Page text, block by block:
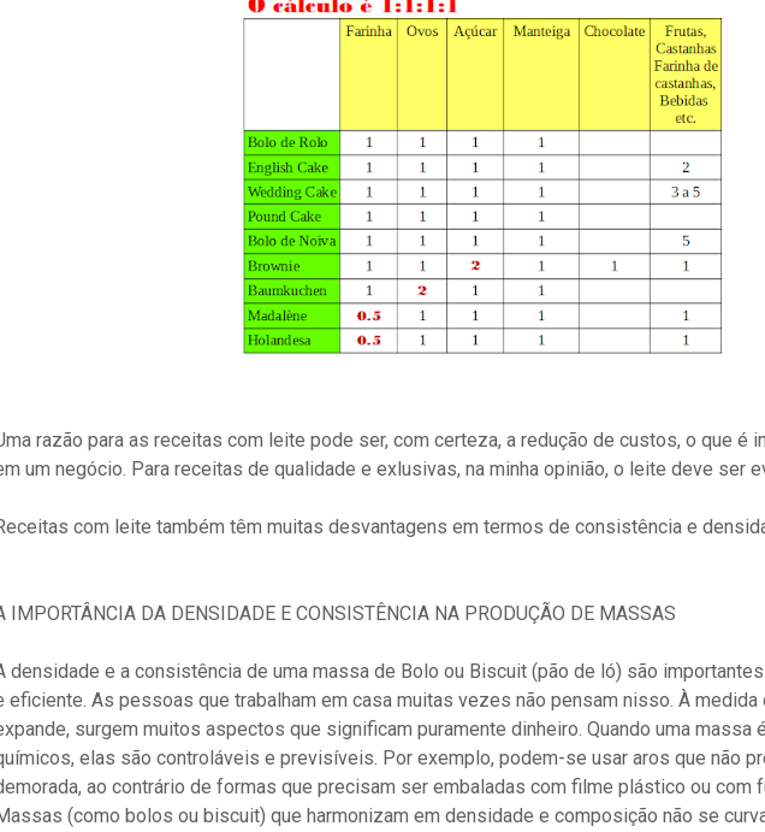
razão para as receitas com leite pode ser, com certeza, a redução de custos, o que é
um negócio. Para receitas de qualidade e exlusivas, na minha opinião, o leite deve ser
com leite também têm muitas desvantagens em termos de consistência e
IMPORTÂNCIA DA DENSIDADE E CONSISTÊNCIA NA PRODUÇÃO DE MASSAS
densidade e a consistência de uma massa de Bolo ou Biscuit (pão de ló) são
eficiente. As pessoas que trabalham em casa muitas vezes não pensam nisso. À medida
surgem muitos aspectos que significam puramente dinheiro. Quando uma massa
elas são controláveis e previsíveis. Por exemplo, podem-se usar aros que não
ao contrário de formas que precisam ser embaladas com filme plástico ou com
(como bolos ou biscuit) que harmonizam em densidade e composição não se